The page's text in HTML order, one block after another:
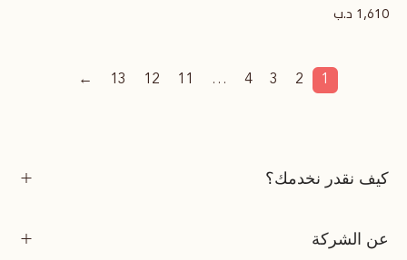
1,610 د.ب
1
2
3
4
…
11
12
13
←
كيف نقدر نخدمك؟
عن الشركة